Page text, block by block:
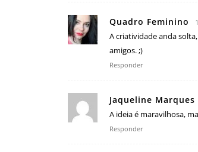
Quadro Feminino
A criatividade anda
amigos. ;)
Responder
Jaqueline Marques
A ideia é maravilhosa,
Responder